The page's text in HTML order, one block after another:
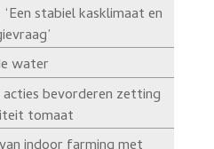
stabiel kasklimaat en
water
bevorderen zetting
tomaat